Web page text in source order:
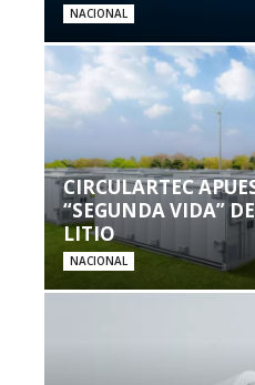
NACIONAL
CIRCULARTEC
“SEGUNDA VIDA”
LITIO
NACIONAL